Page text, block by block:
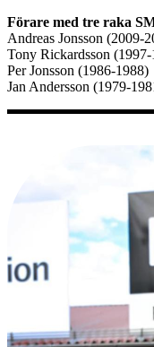
Förare med tre raka
Andreas Jonsson (2009-
Tony Rickardsson
Per Jonsson (1986-1988)
Jan Andersson (1979-